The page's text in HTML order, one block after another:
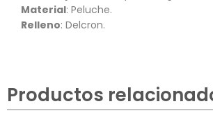
Material: Peluche.
Relleno: Delcron.
Productos